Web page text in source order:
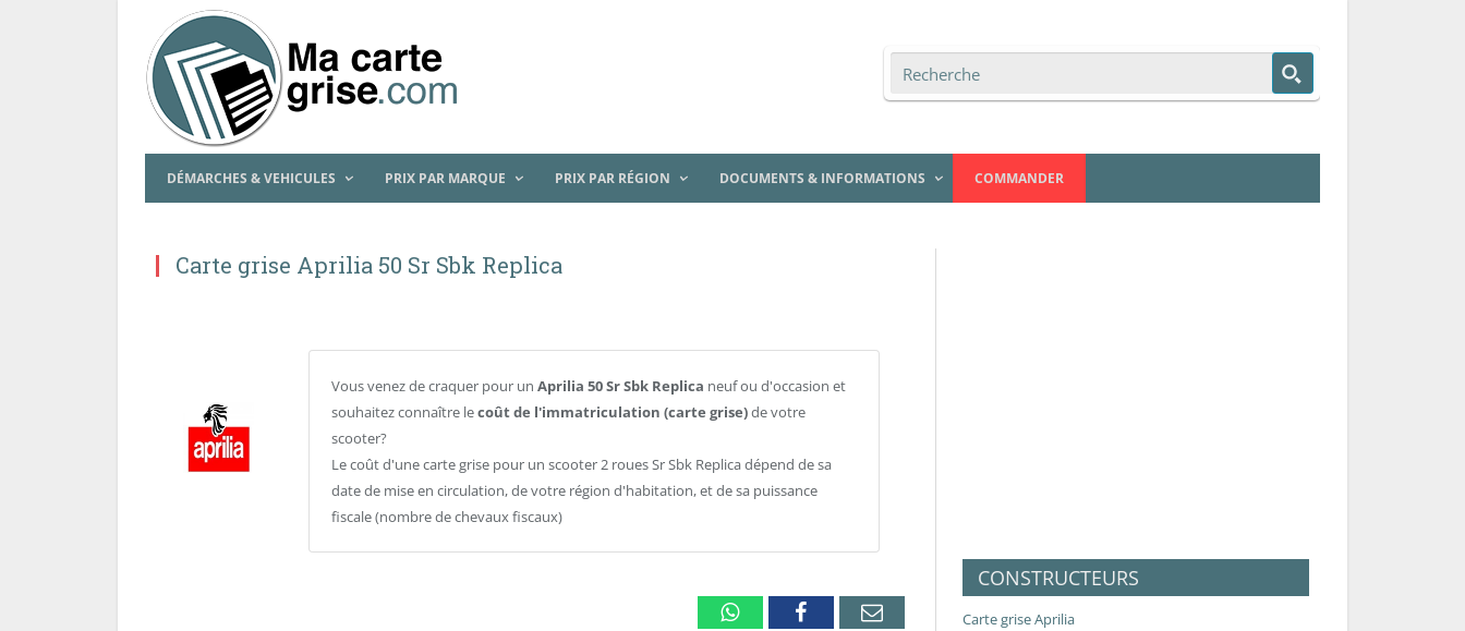
DÉMARCHES & VEHICULES PRIX PAR MARQUE PRIX PAR RÉGION DOCUMENTS & INFORMATIONS COMMANDER
Carte grise Aprilia 50 Sr Sbk Replica
Vous venez de craquer pour un Aprilia 50 Sr Sbk Replica neuf ou d'occasion et
souhaitez connaître lecoût de l'immatriculation (carte grise)de votre
scooter?
Le coût d'une carte grise pour un scooter 2 roues Sr Sbk Replica dépend de sa
date de mise en circulation, de votre région d'habitation, et de sa puissance
fiscale (nombre de chevaux fiscaux)
WhatsappFacebookEmail
CONSTRUCTEURS
Carte grise Aprilia